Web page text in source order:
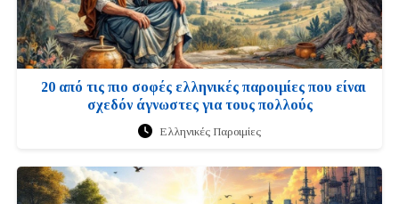
20 από τις πιο σοφές ελληνικές παροιμίες που είναι
σχεδόν άγνωστες για τους πολλούς
Ελληνικές Παροιμίες